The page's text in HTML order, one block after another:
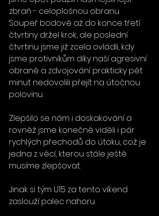
zbraň - celoplošnou obranu.
Soupeř bodově až do konce třetí
čtvrtiny držel krok, ale poslední
čtvrtinu jsme již zcela ovládli, kdy
jsme protivníkům díky naší agresivní
obraně a zdvojování prakticky pět
minut nedovolili přejít na útočnou
polovinu.
Zlepšilo se nám i doskakování a
rovněž jsme konečně viděli i pár
rychlých přechodů do útoku, což je
jedna z věcí, kterou stále ještě
musíme zlepšovat.
Jinak si tým U15 za tento víkend
zaslouží palec nahoru.